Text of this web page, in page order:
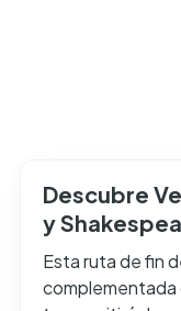
Descubre
y
Esta ruta de fin
complementada